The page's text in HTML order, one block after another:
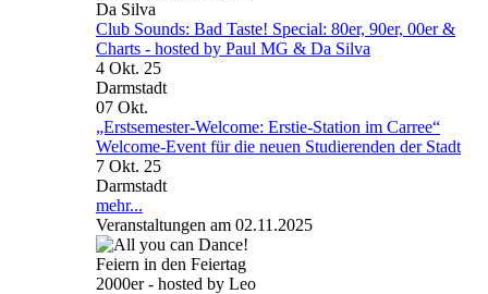
Club Sounds: Bad Taste! Special: 80er, 90er, 00er &
Charts - hosted by Paul MG & Da Silva
4 Okt. 25
Darmstadt
07 Okt.
„Erstsemester-Welcome: Erstie-Station im Carree“
Welcome-Event für die neuen Studierenden der Stadt
7 Okt. 25
Darmstadt
mehr...
Veranstaltungen am 02.11.2025